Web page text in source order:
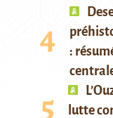
:
lutte